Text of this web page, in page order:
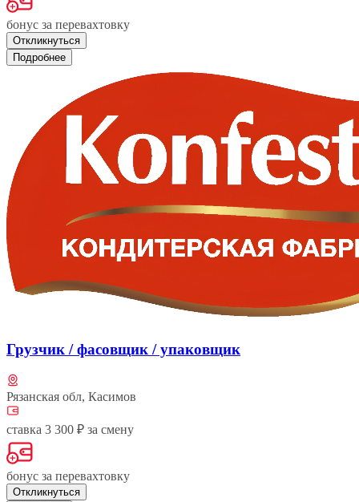
бонус за перевахтовку
Откликнуться
Подробнее
Грузчик / фасовщик / упаковщик
Рязанская обл, Касимов
ставка 3 300 ₽ за смену
бонус за перевахтовку
Откликнуться